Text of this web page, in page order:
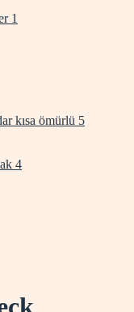
1
kısa ömürlü 5
4